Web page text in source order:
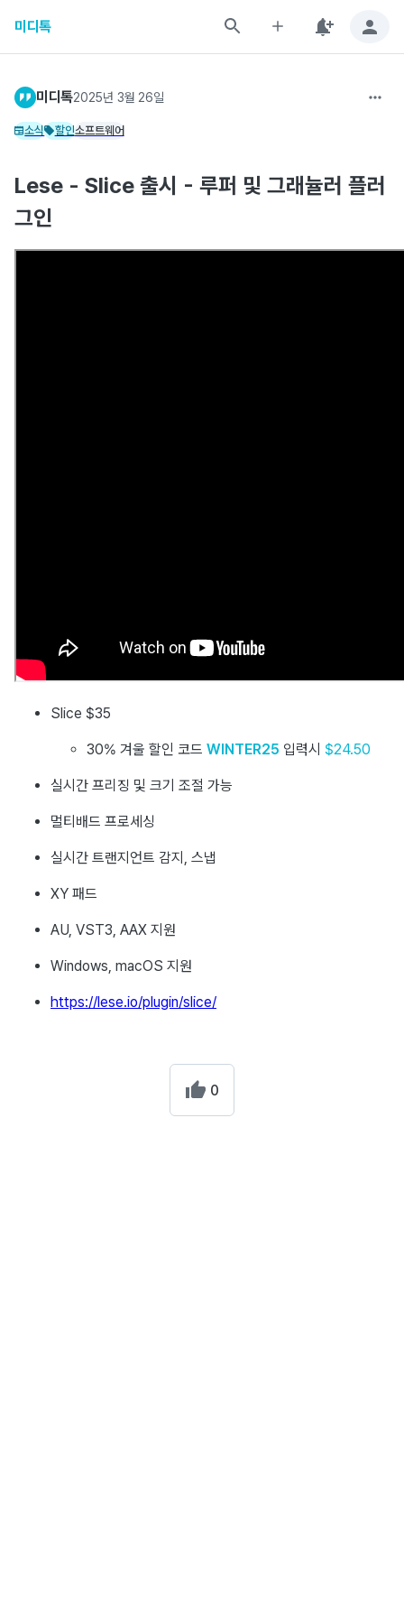
미디톡
미디톡2025년 3월 26일
소식 할인소프트웨어
Lese - Slice 출시 - 루퍼 및 그래뉼러 플러
그인
Slice $35
30% 겨울 할인 코드 WINTER25 입력시 $24.50
실시간 프리징 및 크기 조절 가능
멀티배드 프로세싱
실시간 트랜지언트 감지, 스냅
XY 패드
AU, VST3, AAX 지원
Windows, macOS 지원
https://lese.io/plugin/slice/
0